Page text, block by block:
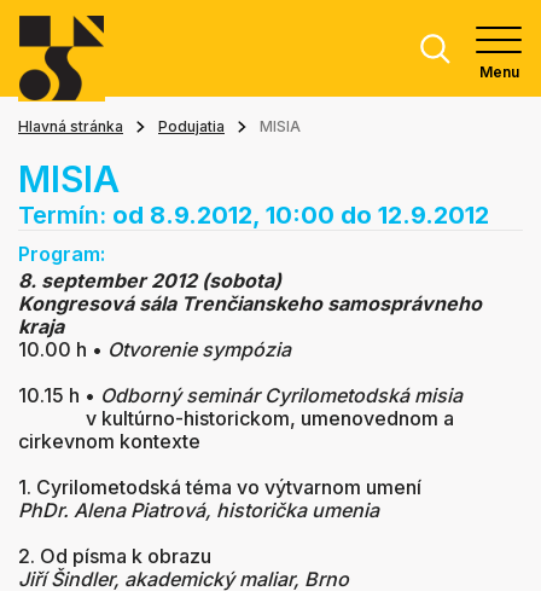
Menu
Hlavná stránka Podujatia MISIA
MISIA
Termín: od 8.9.2012, 10:00 do 12.9.2012
Program:
8. september 2012 (sobota)
Kongresová sála Trenčianskeho samosprávneho
kraja
10.00 h • Otvorenie sympózia
10.15 h • Odborný seminár Cyrilometodská misia
v kultúrno-historickom, umenovednom a
cirkevnom kontexte
1. Cyrilometodská téma vo výtvarnom umení
PhDr. Alena Piatrová, historička umenia
2. Od písma k obrazu
Jiří Šindler, akademický maliar, Brno